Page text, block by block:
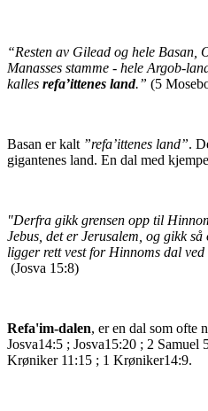
“Resten av Gilead og hele Basan,
Manasses stamme - hele Argob-
kalles refa’ittenes land.” (5
Basan er kalt ”refa’ittenes land”.
gigantenes land. En dal med
"Derfra gikk grensen opp til
Jebus, det er Jerusalem, og gikk
ligger rett vest for Hinnoms dal ved
(Josva 15:8)
Refa'im-dalen, er en dal som ofte
Josva14:5 ; Josva15:20 ; 2 Samuel
Krøniker 11:15 ; 1 Krøniker14:9.